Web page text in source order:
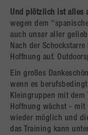
Und plötzlich ist alles
wegen dem
auch unser aller
Nach der
Hoffnung auf.
Ein großes
wenn es
Kleingruppen mit dem
Hoffnung wächst -
wieder möglich und
das Training kann